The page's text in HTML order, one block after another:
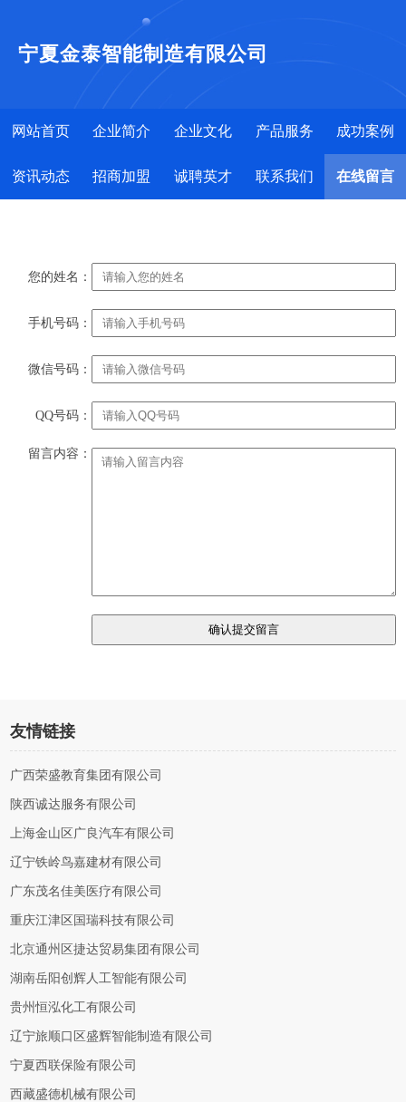
宁夏金泰智能制造有限公司
网站首页 企业简介 企业文化 产品服务 成功案例
资讯动态 招商加盟 诚聘英才 联系我们 在线留言
您的姓名：
手机号码：
微信号码：
QQ号码：
留言内容：
友情链接
广西荣盛教育集团有限公司
陕西诚达服务有限公司
上海金山区广良汽车有限公司
辽宁铁岭鸟嘉建材有限公司
广东茂名佳美医疗有限公司
重庆江津区国瑞科技有限公司
北京通州区捷达贸易集团有限公司
湖南岳阳创辉人工智能有限公司
贵州恒泓化工有限公司
辽宁旅顺口区盛辉智能制造有限公司
宁夏西联保险有限公司
西藏盛德机械有限公司